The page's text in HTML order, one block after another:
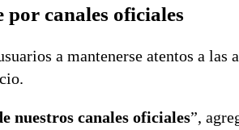
canales oficiales
a mantenerse atentos a
nuestros canales oficiales”,